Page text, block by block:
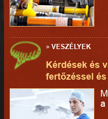
»VESZÉLYEK
Kérdések és
fertőzéssel
a